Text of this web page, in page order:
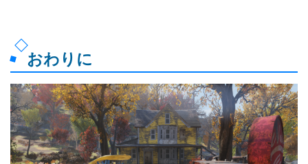
おわりに